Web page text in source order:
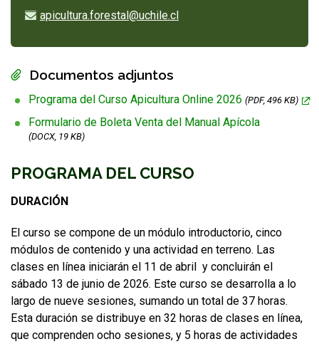
apicultura.forestal@uchile.cl
Enlaces y documentos de interés
Documentos adjuntos
Programa del Curso Apicultura Online 2026 (PDF, 496 KB)
Formulario de Boleta Venta del Manual Apícola
(DOCX, 19 KB)
PROGRAMA DEL CURSO
DURACIÓN
El curso se compone de un módulo introductorio, cinco
módulos de contenido y una actividad en terreno. Las
clases en línea iniciarán el 11 de abril y concluirán el
sábado 13 de junio de 2026. Este curso se desarrolla a lo
largo de nueve sesiones, sumando un total de 37 horas.
Esta duración se distribuye en 32 horas de clases en línea,
que comprenden ocho sesiones, y 5 horas de actividades